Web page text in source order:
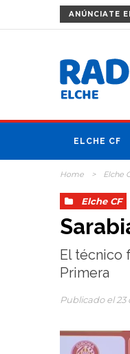
ANÚNCIATE
ELCHE CF
Home > Elche
Elche CF
El técnico
Primera
Publicado el